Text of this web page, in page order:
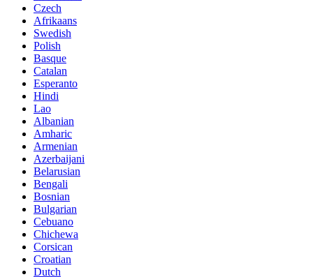
Czech
Afrikaans
Swedish
Polish
Basque
Catalan
Esperanto
Hindi
Lao
Albanian
Amharic
Armenian
Azerbaijani
Belarusian
Bengali
Bosnian
Bulgarian
Cebuano
Chichewa
Corsican
Croatian
Dutch